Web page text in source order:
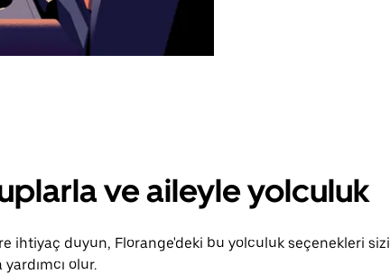
ve aileyle yolculuk
ihtiyaç duyun, Florange'deki bu yolculuk seçenekleri sizi
olur.